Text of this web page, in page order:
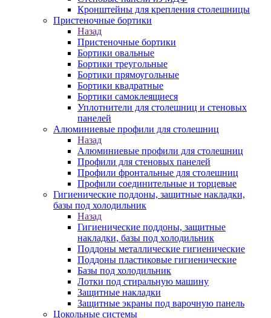
Кронштейны для крепления столешницы
Пристеночные бортики
Назад
Пристеночные бортики
Бортики овальные
Бортики треугольные
Бортики прямоугольные
Бортики квадратные
Бортики самоклеящиеся
Уплотнители для столешниц и стеновых
панелей
Алюминиевые профили для столешниц
Назад
Алюминиевые профили для столешниц
Профили для стеновых панелей
Профили фронтальные для столешниц
Профили соединительные и торцевые
Гигиенические поддоны, защитные накладки,
базы под холодильник
Назад
Гигиенические поддоны, защитные
накладки, базы под холодильник
Поддоны металлические гигиенические
Поддоны пластиковые гигиенические
Базы под холодильник
Лотки под стиральную машину
Защитные накладки
Защитные экраны под варочную панель
Цокольные системы